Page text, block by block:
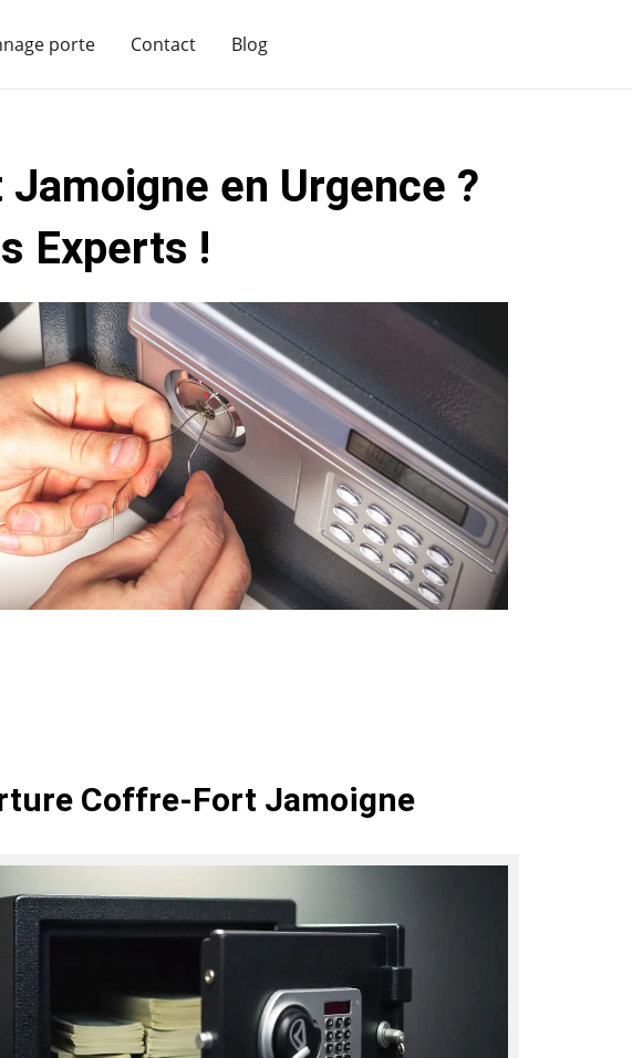
porte Contact Blog
en Urgence ?
Experts !
Coffre-Fort Jamoigne